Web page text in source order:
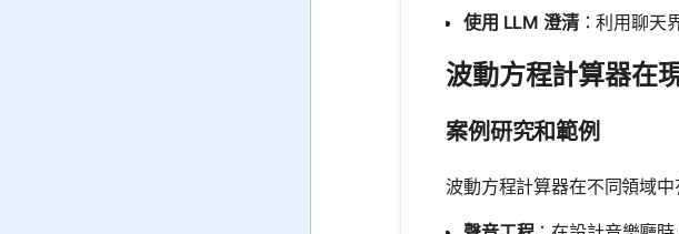
使用 LLM 澄清：利用聊天
波動方程計算器在
案例研究和範例
波動方程計算器在不同領域中